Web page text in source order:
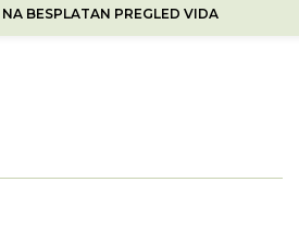
NA BESPLATAN PREGLED VIDA